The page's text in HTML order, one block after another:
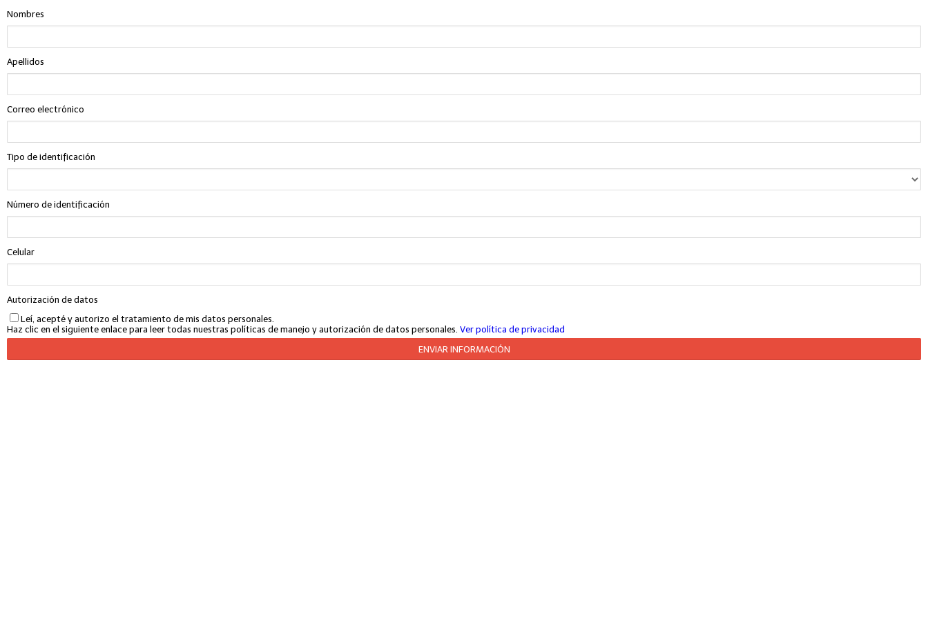
Nombres
Apellidos
Correo electrónico
Tipo de identificación
Número de identificación
Celular
Autorización de datos
Leí, acepté y autorizo el tratamiento de mis datos personales.
Haz clic en el siguiente enlace para leer todas nuestras políticas de manejo y autorización de datos personales. Ver política de privacidad